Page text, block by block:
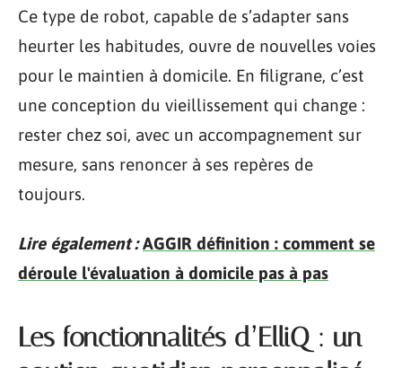
Ce type de robot, capable de s’adapter sans
heurter les habitudes, ouvre de nouvelles voies
pour le maintien à domicile. En filigrane, c’est
une conception du vieillissement qui change :
rester chez soi, avec un accompagnement sur
mesure, sans renoncer à ses repères de
toujours.
Lire également : AGGIR définition : comment se
déroule l'évaluation à domicile pas à pas
Les fonctionnalités d’ElliQ : un